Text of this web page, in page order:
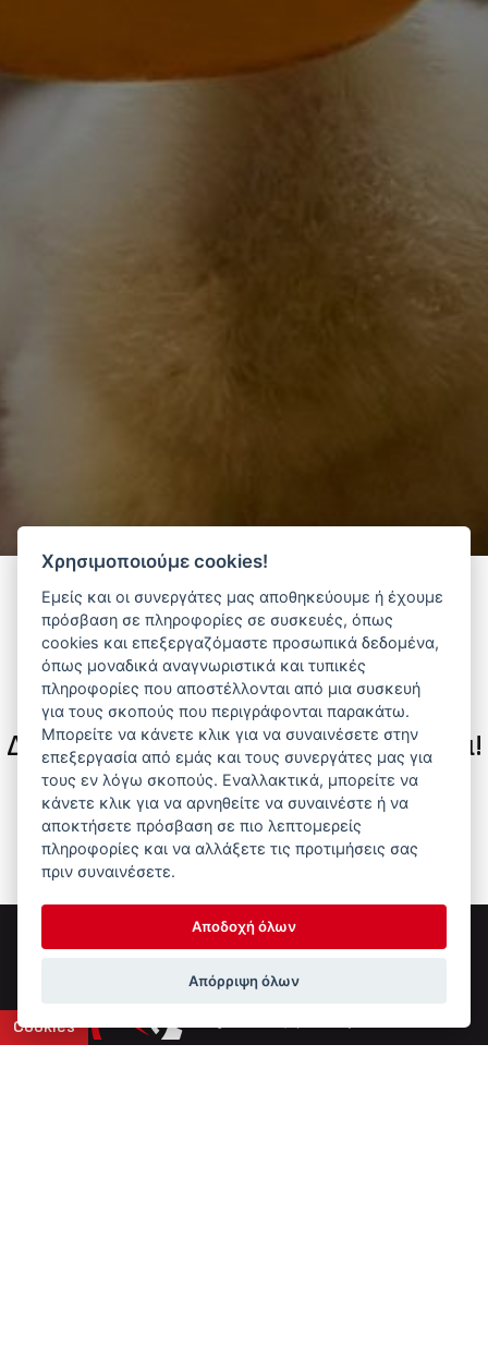
Cookies
Φίλτρα
Δεν υπάρχουν διαθέσιμα προϊόντα!
Αναζητήστε προϊόντα που σας ενδιαφέρουν ανά
κατηγορία ή προμηθευτή.
Χρησιμοποιούμε cookies!
Εμείς και οι συνεργάτες μας αποθηκεύουμε ή έχουμε
πρόσβαση σε πληροφορίες σε συσκευές, όπως
cookies και επεξεργαζόμαστε προσωπικά δεδομένα,
όπως μοναδικά αναγνωριστικά και τυπικές
πληροφορίες που αποστέλλονται από μια συσκευή
για τους σκοπούς που περιγράφονται παρακάτω.
Μπορείτε να κάνετε κλικ για να συναινέσετε στην
επεξεργασία από εμάς και τους συνεργάτες μας για
τους εν λόγω σκοπούς. Εναλλακτικά, μπορείτε να
κάνετε κλικ για να αρνηθείτε να συναινέστε ή να
αποκτήσετε πρόσβαση σε πιο λεπτομερείς
πληροφορίες και να αλλάξετε τις προτιμήσεις σας
πριν συναινέσετε.
Αποδοχή όλων
Απόρριψη όλων